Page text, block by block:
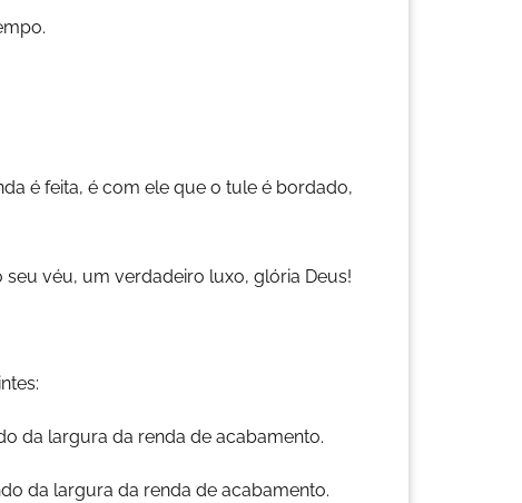
é feita, é com ele que o tule é bordado,
véu, um verdadeiro luxo, glória Deus!
da largura da renda de acabamento.
da largura da renda de acabamento.